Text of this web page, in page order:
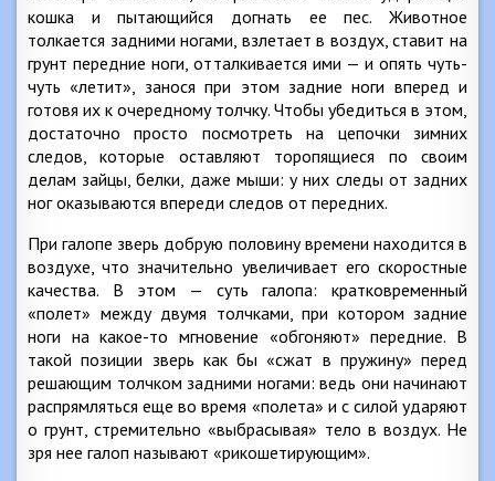
кошка и пытающийся догнать ее пес. Животное
толкается задними ногами, взлетает в воздух, ставит на
грунт передние ноги, отталкивается ими — и опять чуть-
чуть «летит», занося при этом задние ноги вперед и
готовя их к очередному толчку. Чтобы убедиться в этом,
достаточно просто посмотреть на цепочки зимних
следов, которые оставляют торопящиеся по своим
делам зайцы, белки, даже мыши: у них следы от задних
ног оказываются впереди следов от передних.
При галопе зверь добрую половину времени находится в
воздухе, что значительно увеличивает его скоростные
качества. В этом — суть галопа: кратковременный
«полет» между двумя толчками, при котором задние
ноги на какое-то мгновение «обгоняют» передние. В
такой позиции зверь как бы «сжат в пружину» перед
решающим толчком задними ногами: ведь они начинают
распрямляться еще во время «полета» и с силой ударяют
о грунт, стремительно «выбрасывая» тело в воздух. Не
зря нее галоп называют «рикошетирующим».